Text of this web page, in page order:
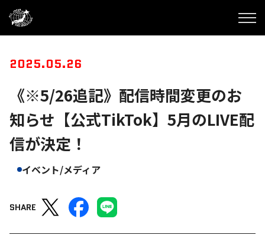
2025.05.26
《※5/26追記》配信時間変更のお
知らせ【公式TikTok】5月のLIVE配
信が決定！
イベント/メディア
SHARE